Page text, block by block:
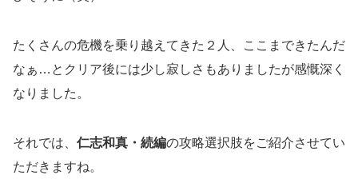
たくさんの危機を乗り越えてきた２人、ここまできたんだ
なぁ…とクリア後には少し寂しさもありましたが感慨深く
なりました。
それでは、 仁志和真・続編の攻略選択肢をご紹介させてい
ただきますね。